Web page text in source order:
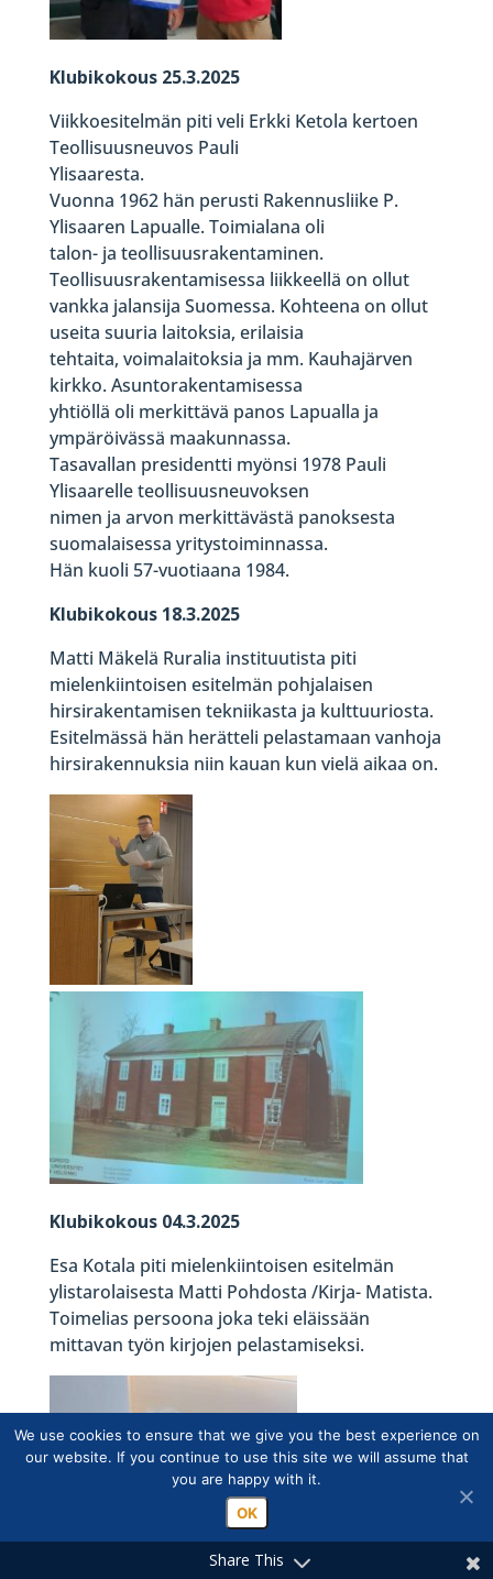
Klubikokous 25.3.2025
Viikkoesitelmän piti veli Erkki Ketola kertoen
Teollisuusneuvos Pauli
Ylisaaresta.
Vuonna 1962 hän perusti Rakennusliike P.
Ylisaaren Lapualle. Toimialana oli
talon- ja teollisuusrakentaminen.
Teollisuusrakentamisessa liikkeellä on ollut
vankka jalansija Suomessa. Kohteena on ollut
useita suuria laitoksia, erilaisia
tehtaita, voimalaitoksia ja mm. Kauhajärven
kirkko. Asuntorakentamisessa
yhtiöllä oli merkittävä panos Lapualla ja
ympäröivässä maakunnassa.
Tasavallan presidentti myönsi 1978 Pauli
Ylisaarelle teollisuusneuvoksen
nimen ja arvon merkittävästä panoksesta
suomalaisessa yritystoiminnassa.
Hän kuoli 57-vuotiaana 1984.
Klubikokous 18.3.2025
Matti Mäkelä Ruralia instituutista piti
mielenkiintoisen esitelmän pohjalaisen
hirsirakentamisen tekniikasta ja kulttuuriosta.
Esitelmässä hän herätteli pelastamaan vanhoja
hirsirakennuksia niin kauan kun vielä aikaa on.
Klubikokous 04.3.2025
Esa Kotala piti mielenkiintoisen esitelmän
ylistarolaisesta Matti Pohdosta /Kirja- Matista.
Toimelias persoona joka teki eläissään
mittavan työn kirjojen pelastamiseksi.
Share This
We use cookies to ensure that we give you the best experience on
our website. If you continue to use this site we will assume that
you are happy with it.
OK